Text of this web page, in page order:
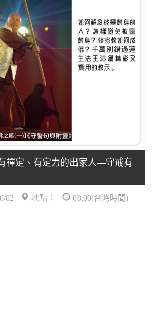
禪定、有定力的出家人—守戒有
02 地點： 08:00(台灣時間)